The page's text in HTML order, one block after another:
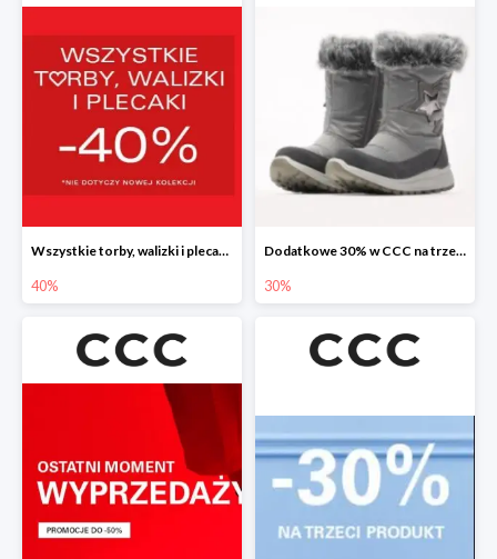
Wszystkie torby, walizki i plecaki w CCC -40%
40%
Dodatkowe 30% w CCC na trzewiki, botki i kozaki
30%